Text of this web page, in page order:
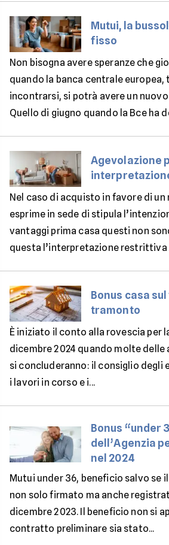
Mutui, la
fisso
Non bisogna avere speranze che
quando la banca centrale europea,
incontrarsi, si potrà avere un
Quello di giugno quando la Bce ha
Agevolazione
Nel caso di acquisto in favore di un
esprime in sede di stipula
vantaggi prima casa questi non
questa l’interpretazione restrittiva
Bonus casa sul
tramonto
È iniziato il conto alla rovescia per
dicembre 2024 quando molte delle
si concluderanno: il consiglio degli
i lavori in corso e i...
Bonus “under
dell’Agenzia
nel 2024
Mutui under 36, beneficio salvo se
non solo firmato ma anche
dicembre 2023. Il beneficio non si
contratto preliminare sia stato...